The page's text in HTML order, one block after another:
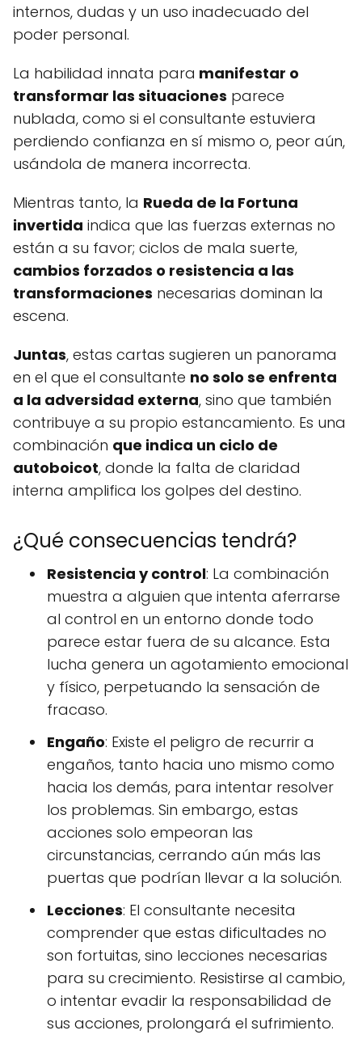
internos, dudas y un uso inadecuado del
poder personal.
La habilidad innata para manifestar o
transformar las situaciones parece
nublada, como si el consultante estuviera
perdiendo confianza en sí mismo o, peor aún,
usándola de manera incorrecta.
Mientras tanto, la Rueda de la Fortuna
invertida indica que las fuerzas externas no
están a su favor; ciclos de mala suerte,
cambios forzados o resistencia a las
transformaciones necesarias dominan la
escena.
Juntas, estas cartas sugieren un panorama
en el que el consultante no solo se enfrenta
a la adversidad externa, sino que también
contribuye a su propio estancamiento. Es una
combinación que indica un ciclo de
autoboicot, donde la falta de claridad
interna amplifica los golpes del destino.
¿Qué consecuencias tendrá?
Resistencia y control: La combinación
muestra a alguien que intenta aferrarse
al control en un entorno donde todo
parece estar fuera de su alcance. Esta
lucha genera un agotamiento emocional
y físico, perpetuando la sensación de
fracaso.
Engaño: Existe el peligro de recurrir a
engaños, tanto hacia uno mismo como
hacia los demás, para intentar resolver
los problemas. Sin embargo, estas
acciones solo empeoran las
circunstancias, cerrando aún más las
puertas que podrían llevar a la solución.
Lecciones: El consultante necesita
comprender que estas dificultades no
son fortuitas, sino lecciones necesarias
para su crecimiento. Resistirse al cambio,
o intentar evadir la responsabilidad de
sus acciones, prolongará el sufrimiento.